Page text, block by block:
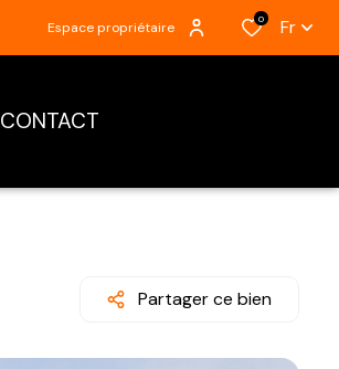
Espace propriétaire
0 Fr
CONTACT
Partager ce bien